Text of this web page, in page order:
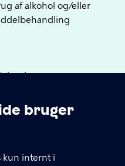
bruger
kun internt i
af alkohol og/eller